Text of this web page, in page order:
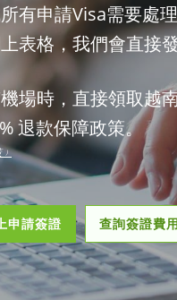
有申請Visa需要處理
表格，我們會直接
場時，直接領取越
退款保障政策。
申請簽證 查詢簽證費用